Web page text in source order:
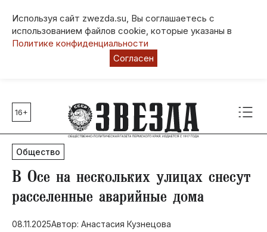
Используя сайт zwezda.su, Вы соглашаетесь с
использованием файлов cookie, которые указаны в
Политике конфиденциальности
Согласен
Главные темы
80 лет Победы
Молодежная столица РФ
СВО
Социальная поддержка
Инфраструктура
16+
Общество
​В Осе на нескольких улицах снесут
расселенные аварийные дома
08.11.2025Автор: Анастасия Кузнецова